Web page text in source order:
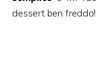
dessert ben freddo!